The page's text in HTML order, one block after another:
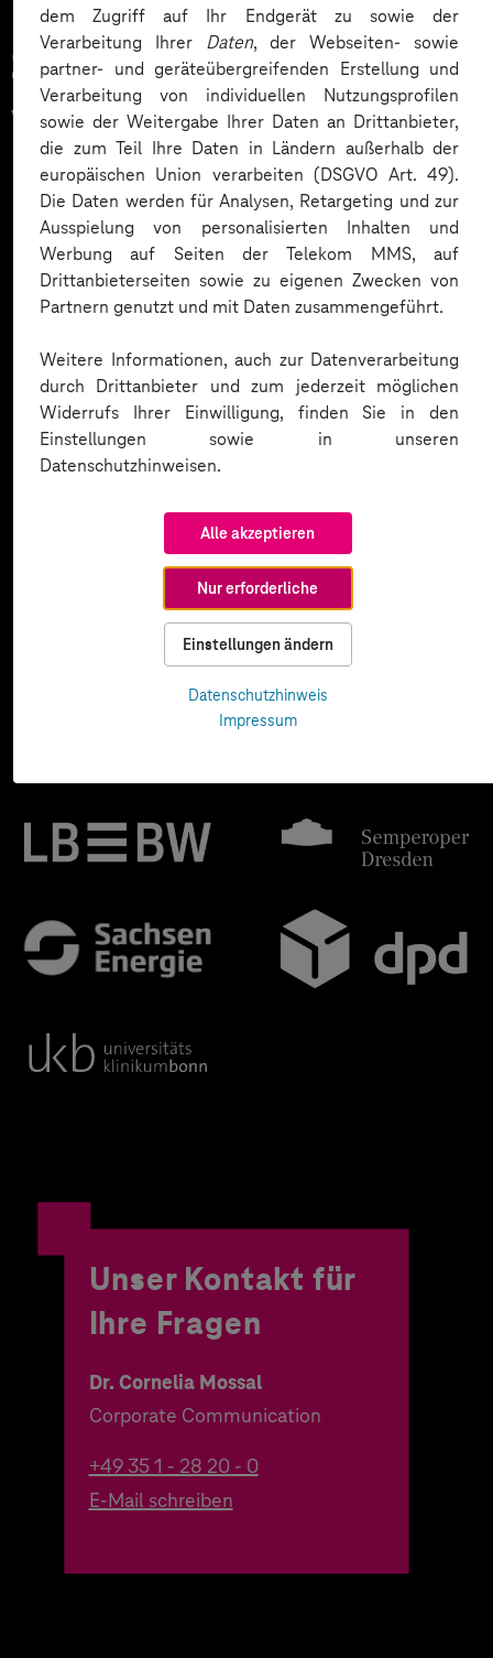
dem Zugriff auf Ihr Endgerät zu sowie der
Verarbeitung Ihrer Daten, der Webseiten- sowie
partner- und geräteübergreifenden Erstellung und
Verarbeitung von individuellen Nutzungsprofilen
sowie der Weitergabe Ihrer Daten an Drittanbieter,
die zum Teil Ihre Daten in Ländern außerhalb der
europäischen Union verarbeiten (DSGVO Art. 49).
Die Daten werden für Analysen, Retargeting und zur
Ausspielung von personalisierten Inhalten und
Werbung auf Seiten der Telekom MMS, auf
Drittanbieterseiten sowie zu eigenen Zwecken von
Partnern genutzt und mit Daten zusammengeführt.
Weitere Informationen, auch zur Datenverarbeitung
durch Drittanbieter und zum jederzeit möglichen
Widerrufs Ihrer Einwilligung, finden Sie in den
Einstellungen sowie in unseren
Datenschutzhinweisen.
Alle akzeptieren
Nur erforderliche
Einstellungen ändern
Datenschutzhinweis
Impressum
Zahlreiche Unternehmen
vertrauen auf unsere
Expertise. Hier eine Auswahl:
Unser Kontakt für
Ihre Fragen
Dr. Cornelia Mossal
Corporate Communication
+49 35 1 - 28 20 - 0
E-Mail schreiben